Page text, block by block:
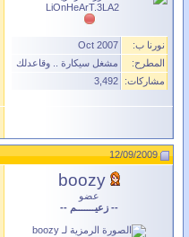
نورنا ب:
Oct 2007
المطرح:
مشغل سيكارة .. وقاعدلك
مشاركات:
3,492
12/09/2009
boozy
عضو
-- زعيـــــــم --